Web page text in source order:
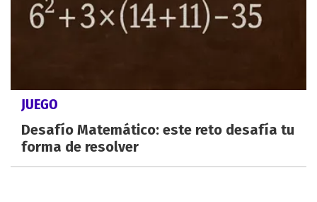
JUEGO
Desafío Matemático: este reto desafía tu
forma de resolver